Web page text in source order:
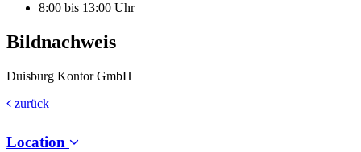
8:00 bis 13:00 Uhr
Bildnachweis
Duisburg Kontor GmbH
zurück
Location